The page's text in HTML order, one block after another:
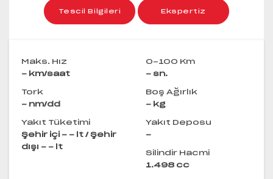
Tescil Bilgileri Ekspertiz
Maks. Hız
- km/saat
0-100 Km
- sn.
Tork
- nm/dd
Boş Ağırlık
- kg
Yakıt Tüketimi
Şehir içi - - lt / Şehir
dışı - - lt
Yakıt Deposu
-
Silindir Hacmi
1.498 cc